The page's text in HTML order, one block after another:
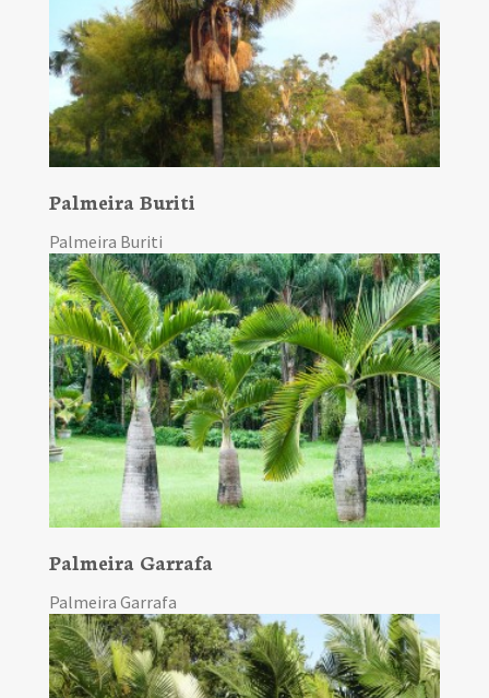
Palmeira Buriti
Palmeira Buriti
Palmeira Garrafa
Palmeira Garrafa